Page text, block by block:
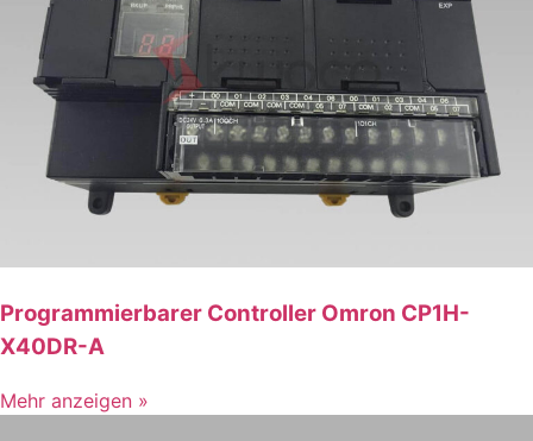
Programmierbarer Controller Omron CP1H-
X40DR-A
Mehr anzeigen »